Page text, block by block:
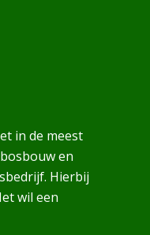
in de meest
en
Hierbij
wil een